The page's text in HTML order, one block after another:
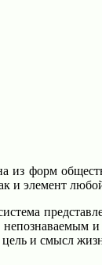
из форм
и элемент
цель и смысл